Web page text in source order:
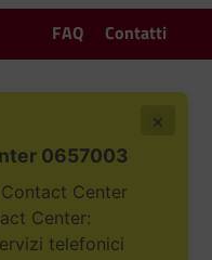
FAQ Contatti
0657003
Center
Center:
telefonici
×